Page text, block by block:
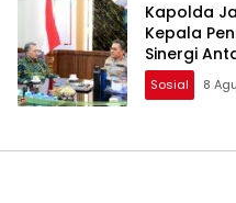
Kapolda
Kepala
Sinergi
Sosial 8